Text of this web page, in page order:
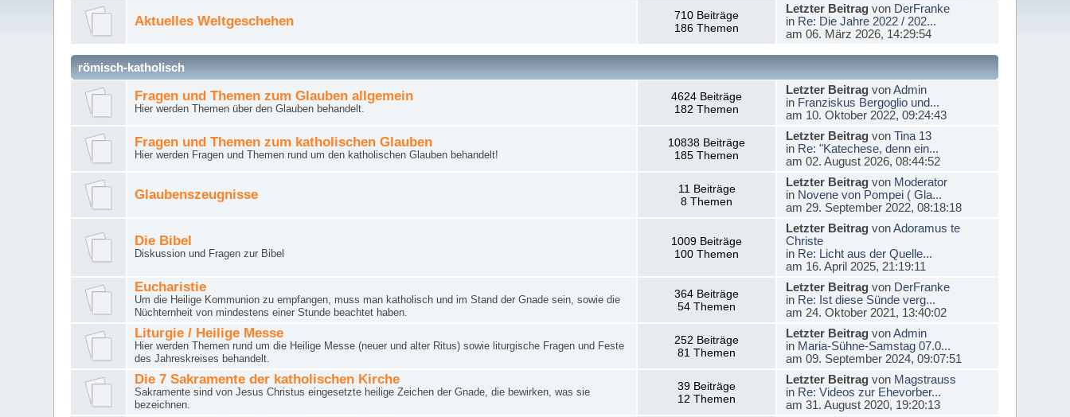
Aktuelles Weltgeschehen
710 Beiträge
186 Themen
Letzter Beitragvon DerFranke
in Re: Die Jahre 2022 / 202...
am 06. März 2026, 14:29:54
römisch-katholisch
Fragen und Themen zum Glauben allgemein
Hier werden Themen über den Glauben behandelt.
4624 Beiträge
182 Themen
Letzter BeitragvonAdmin
in Franziskus Bergoglio und...
am 10. Oktober 2022, 09:24:43
Fragen und Themen zum katholischen Glauben
Hier werden Fragen und Themen rund um den katholischen Glauben behandelt!
10838 Beiträge
185 Themen
Letzter Beitragvon Tina 13
in Re: "Katechese, denn ein...
am 02. August 2026, 08:44:52
Glaubenszeugnisse
11 Beiträge
8 Themen
Letzter Beitragvon Moderator
in Novene von Pompei ( Gla...
am 29. September 2022, 08:18:18
Die Bibel
Diskussion und Fragen zur Bibel
1009 Beiträge
100 Themen
Letzter BeitragvonAdoramus te
Christe
in Re: Licht aus der Quelle...
am 16. April 2025, 21:19:11
Eucharistie
Um die Heilige Kommunion zu empfangen, muss man katholisch und im Stand der Gnade sein, sowie die
Nüchternheit von mindestens einer Stunde beachtet haben.
364 Beiträge
54 Themen
Letzter Beitragvon DerFranke
in Re: Ist diese Sünde verg...
am 24. Oktober 2021, 13:40:02
Liturgie / Heilige Messe
Hier werden Themen rund um die Heilige Messe (neuer und alter Ritus) sowie liturgische Fragen und Feste
des Jahreskreises behandelt.
252 Beiträge
81 Themen
Letzter BeitragvonAdmin
in Maria-Sühne-Samstag 07.0...
am 09. September 2024, 09:07:51
Die 7 Sakramente der katholischen Kirche
Sakramente sind von Jesus Christus eingesetzte heilige Zeichen der Gnade, die bewirken, was sie
bezeichnen.
39 Beiträge
12 Themen
Letzter Beitragvon Magstrauss
in Re: Videos zur Ehevorber...
am 31. August 2020, 19:20:13